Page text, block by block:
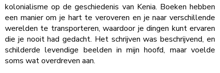
kolonialisme op de geschiedenis van Kenia. Boeken hebben
een manier om je hart te veroveren en je naar verschillende
werelden te transporteren, waardoor je dingen kunt ervaren
die je nooit had gedacht. Het schrijven was beschrijvend, en
schilderde levendige beelden in mijn hoofd, maar voelde
soms wat overdreven aan.